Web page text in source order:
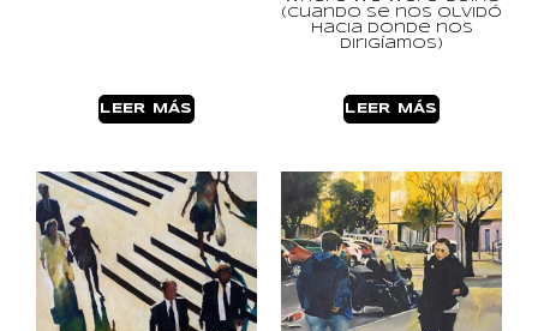
LEER MÁS
(Cuando se nos olvidó
hacia donde nos
dirigíamos)
LEER MÁS